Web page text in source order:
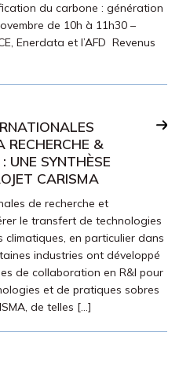
du carbone : génération
de 10h à 11h30 –
Enerdata et l’AFD Revenus
RECHERCHE &
UNE SYNTHÈSE
CARISMA
de recherche et
le transfert de technologies
en particulier dans
industries ont développé
de collaboration en R&I pour
et de pratiques sobres
de telles […]